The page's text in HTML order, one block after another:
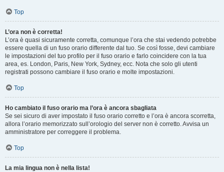
Top
L’ora non è corretta!
L’ora è quasi sicuramente corretta, comunque l’ora che stai vedendo potrebbe
essere quella di un fuso orario differente dal tuo. Se così fosse, devi cambiare
le impostazioni del tuo profilo per il fuso orario e farlo coincidere con la tua
area, es. London, Paris, New York, Sydney, ecc. Nota che solo gli utenti
registrati possono cambiare il fuso orario e molte impostazioni.
Top
Ho cambiato il fuso orario ma l’ora è ancora sbagliata
Se sei sicuro di aver impostato il fuso orario corretto e l’ora è ancora scorretta,
allora l’orario memorizzato sull’orologio del server non è corretto. Avvisa un
amministratore per correggere il problema.
Top
La mia lingua non è nella lista!